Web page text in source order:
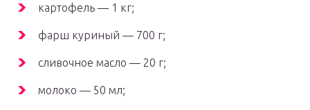
картофель — 1 кг;
фарш куриный — 700 г;
сливочное масло — 20 г;
молоко — 50 мл;